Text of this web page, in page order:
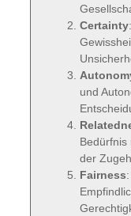
Certainty
und
Bedürfnis
der
Fairness